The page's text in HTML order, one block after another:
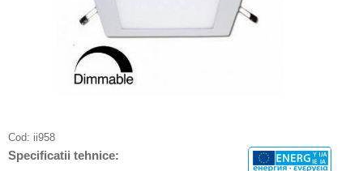
Cod: ii958
Specificatii tehnice: